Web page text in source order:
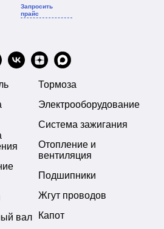
Запросить
прайс
вал
Тормоза
Электрооборудование
Система зажигания
Отопление и
вентиляция
Подшипники
Жгут проводов
Капот